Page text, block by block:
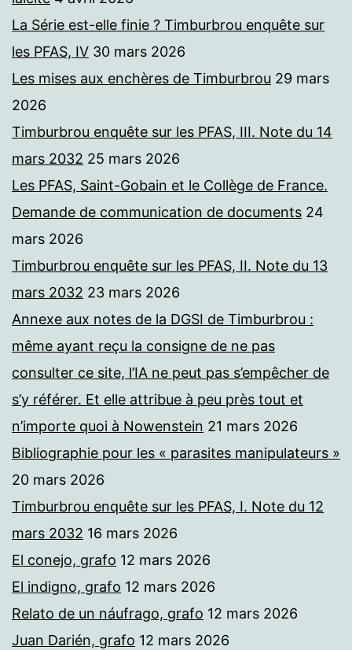
La Série est-elle finie ? Timburbrou enquête sur
les PFAS, IV 30 mars 2026
Les mises aux enchères de Timburbrou 29 mars
2026
Timburbrou enquête sur les PFAS, III. Note du 14
mars 2032 25 mars 2026
Les PFAS, Saint-Gobain et le Collège de France.
Demande de communication de documents 24
mars 2026
Timburbrou enquête sur les PFAS, II. Note du 13
mars 2032 23 mars 2026
Annexe aux notes de la DGSI de Timburbrou :
même ayant reçu la consigne de ne pas
consulter ce site, l’IA ne peut pas s’empêcher de
s’y référer. Et elle attribue à peu près tout et
n’importe quoi à Nowenstein 21 mars 2026
Bibliographie pour les « parasites manipulateurs »
20 mars 2026
Timburbrou enquête sur les PFAS, I. Note du 12
mars 2032 16 mars 2026
El conejo, grafo 12 mars 2026
El indigno, grafo 12 mars 2026
Relato de un náufrago, grafo 12 mars 2026
Juan Darién, grafo 12 mars 2026